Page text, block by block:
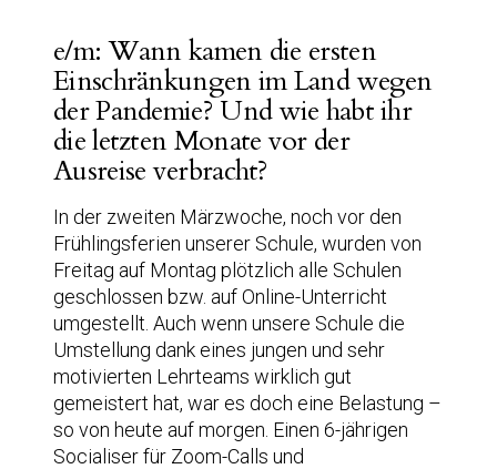
e/m: Wann kamen die ersten
Einschränkungen im Land wegen
der Pandemie? Und wie habt ihr
die letzten Monate vor der
Ausreise verbracht?
In der zweiten Märzwoche, noch vor den
Frühlingsferien unserer Schule, wurden von
Freitag auf Montag plötzlich alle Schulen
geschlossen bzw. auf Online-Unterricht
umgestellt. Auch wenn unsere Schule die
Umstellung dank eines jungen und sehr
motivierten Lehrteams wirklich gut
gemeistert hat, war es doch eine Belastung –
so von heute auf morgen. Einen 6-jährigen
Socialiser für Zoom-Calls und